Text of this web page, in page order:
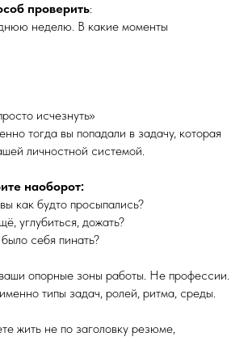
проверить:
неделю. В какие моменты
исчезнуть»
тогда вы попадали в задачу, которая
личностной системой.
наоборот:
как будто просыпались?
углубиться, дожать?
себя пинать?
опорные зоны работы. Не профессии.
типы задач, ролей, ритма, среды.
жить не по заголовку резюме,